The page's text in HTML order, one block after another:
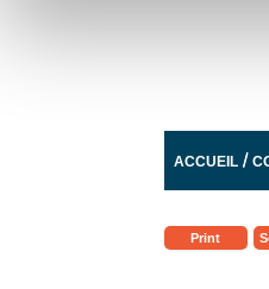
ACCUEIL /
Print